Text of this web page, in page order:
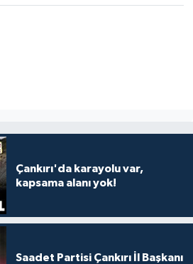
Çankırı'da karayolu var,
kapsama alanı yok!
Saadet Partisi Çankırı İl Başkanı